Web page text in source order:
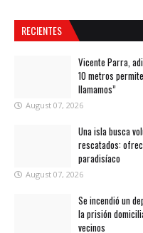
RECIENTES
Vicente Parra,
10 metros
llamamos”
August 07, 2026
Una isla busca
rescatados:
paradisíaco
August 07, 2026
Se incendió un
la prisión
vecinos